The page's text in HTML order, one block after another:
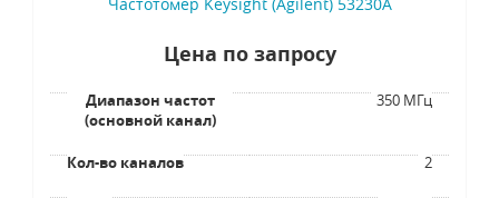
Цена по запросу
Диапазон частот
(основной канал)
350 МГц
Кол-во каналов 2